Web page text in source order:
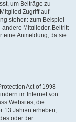
um Beiträge zu
Zugriff auf
stehen: zum Beispiel
Mitglieder, Beitritt
eine Anmeldung, da sie
Act of 1998
im Internet von
Websites, die
13 Jahren erheben,
oder der